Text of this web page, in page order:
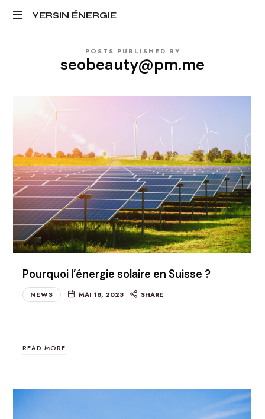
YERSIN
YERSIN ÉNERGIE
POSTS PUBLISHED BY
seobeauty@pm.me
Pourquoi l’énergie solaire en Suisse ?
NEWS MAI 18, 2023 SHARE
…
READ MORE